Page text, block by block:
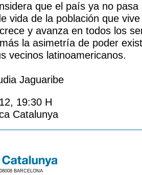
que el país ya no
vida de la población que
y avanza en todos los
la asimetría de poder
vecinos latinoamericanos.
Jaguaribe
19:30 H
Catalunya
BARCELONA